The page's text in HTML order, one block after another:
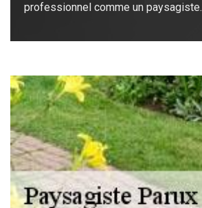
professionnel comme un paysagiste.